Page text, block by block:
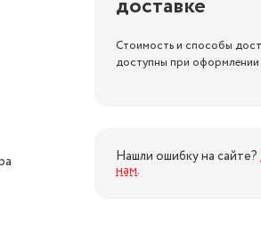
доставке
Стоимость и способы
доступны при оформлении
Нашли ошибку на сайте?
нам.